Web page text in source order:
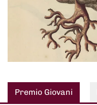
Premio Giovani